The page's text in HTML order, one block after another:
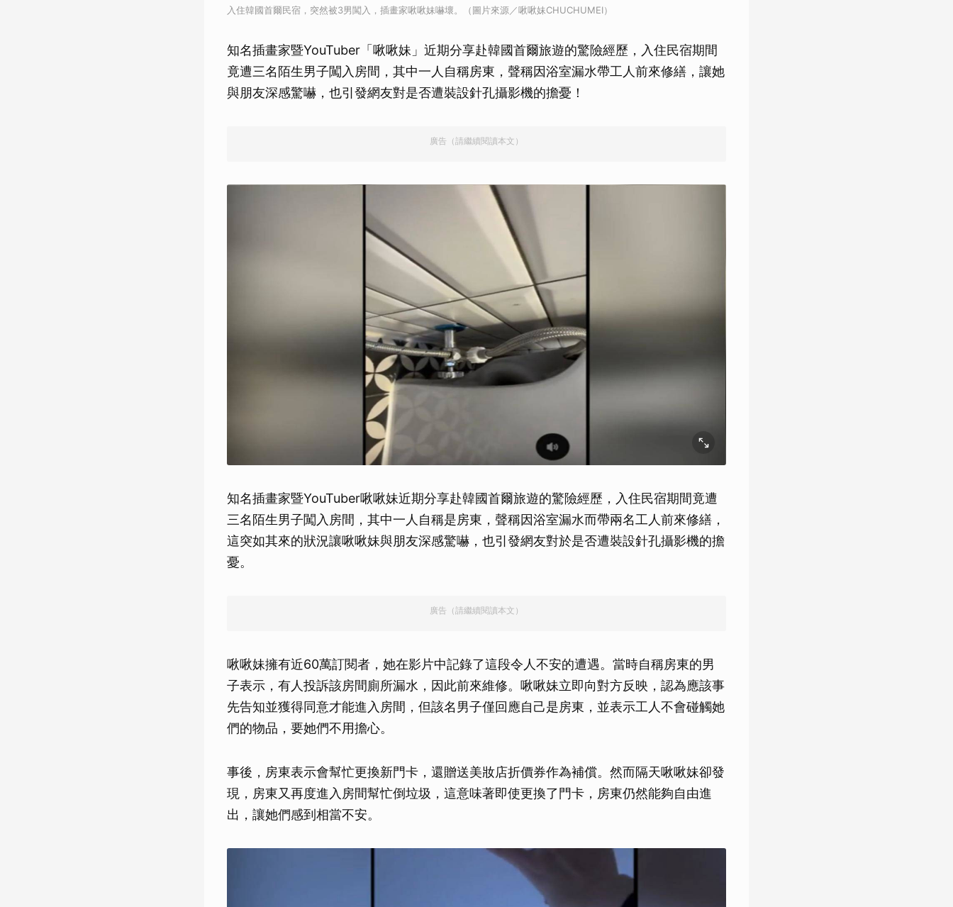
入住韓國首爾民宿，突然被3男闖入，插畫家啾啾妹嚇壞。（圖片來源／啾啾妹CHUCHUMEI）
知名插畫家暨YouTuber「啾啾妹」近期分享赴韓國首爾旅遊的驚險經歷，入住民宿期間
竟遭三名陌生男子闖入房間，其中一人自稱房東，聲稱因浴室漏水帶工人前來修繕，讓她
與朋友深感驚嚇，也引發網友對是否遭裝設針孔攝影機的擔憂！
廣告（請繼續閱讀本文）
知名插畫家暨YouTuber啾啾妹近期分享赴韓國首爾旅遊的驚險經歷，入住民宿期間竟遭
三名陌生男子闖入房間，其中一人自稱是房東，聲稱因浴室漏水而帶兩名工人前來修繕，
這突如其來的狀況讓啾啾妹與朋友深感驚嚇，也引發網友對於是否遭裝設針孔攝影機的擔
憂。
廣告（請繼續閱讀本文）
啾啾妹擁有近60萬訂閱者，她在影片中記錄了這段令人不安的遭遇。當時自稱房東的男
子表示，有人投訴該房間廁所漏水，因此前來維修。啾啾妹立即向對方反映，認為應該事
先告知並獲得同意才能進入房間，但該名男子僅回應自己是房東，並表示工人不會碰觸她
們的物品，要她們不用擔心。
事後，房東表示會幫忙更換新門卡，還贈送美妝店折價券作為補償。然而隔天啾啾妹卻發
現，房東又再度進入房間幫忙倒垃圾，這意味著即使更換了門卡，房東仍然能夠自由進
出，讓她們感到相當不安。